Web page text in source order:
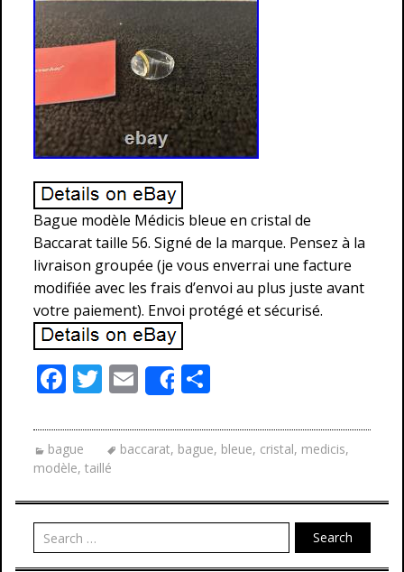
Bague modèle Médicis bleue en cristal de
Baccarat taille 56. Signé de la marque. Pensez à la
livraison groupée (je vous enverrai une facture
modifiée avec les frais d’envoi au plus juste avant
votre paiement). Envoi protégé et sécurisé.
F
e
b
o
o
k
T
itt
er
E
m
ai
l
Share
ta
g
er
bague baccarat, bague, bleue, cristal, medicis,
modèle, taillé
Search